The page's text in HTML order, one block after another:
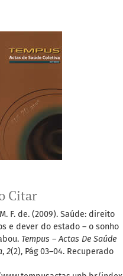
Citar
F. de. (2009). Saúde: direito
e dever do estado – o sonho
Tempus – Actas De Saúde
, 2(2), Pág 03–04. Recuperado